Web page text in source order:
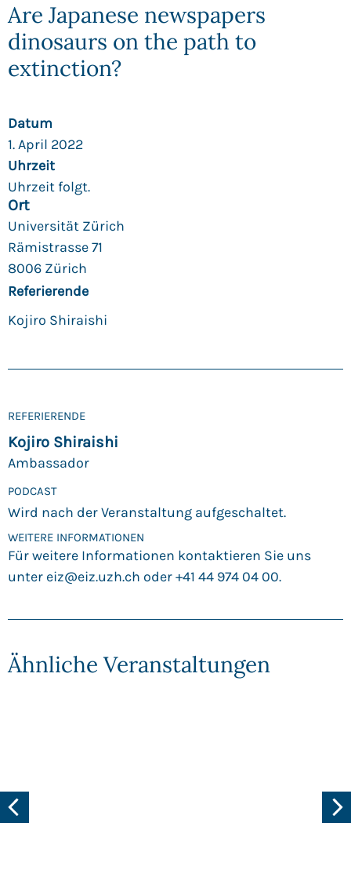
Datum
1. April 2022
Uhrzeit
Uhrzeit folgt.
Ort
Universität Zürich
Rämistrasse 71
8006 Zürich
Referierende
Kojiro Shiraishi
Are Japanese newspapers
dinosaurs on the path to
extinction?
REFERIERENDE
Kojiro Shiraishi
Ambassador
PODCAST
Wird nach der Veranstaltung aufgeschaltet.
WEITERE INFORMATIONEN
Für weitere Informationen kontaktieren Sie uns
unter eiz@eiz.uzh.ch oder +41 44 974 04 00.
Ähnliche Veranstaltungen